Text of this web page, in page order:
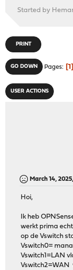
Started by
PRINT
GO DOWN Pages 1
USER ACTIONS
March 14,
Hoi,
Ik heb
werkt prima
op de Vswitch
Vswitch0=
Vswitch1=LAN
Vswitch2=WAN